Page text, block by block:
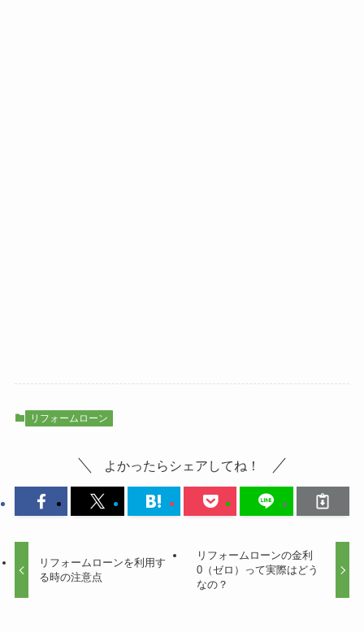
リフォームローン
よかったらシェアしてね！
リフォームローンを利用す
る時の注意点
リフォームローンの金利
0（ゼロ）って実際はどう
なの？